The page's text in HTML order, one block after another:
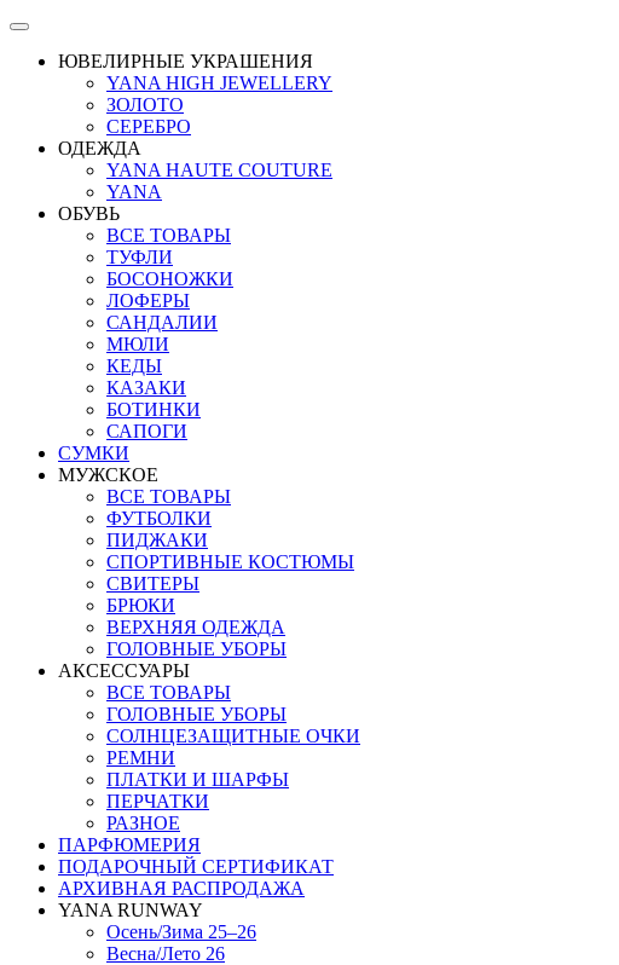
ЮВЕЛИРНЫЕ УКРАШЕНИЯ
YANA HIGH JEWELLERY
ЗОЛОТО
СЕРЕБРО
ОДЕЖДА
YANA HAUTE COUTURE
YANA
ОБУВЬ
ВСЕ ТОВАРЫ
ТУФЛИ
БОСОНОЖКИ
ЛОФЕРЫ
САНДАЛИИ
МЮЛИ
КЕДЫ
КАЗАКИ
БОТИНКИ
САПОГИ
СУМКИ
МУЖСКОЕ
ВСЕ ТОВАРЫ
ФУТБОЛКИ
ПИДЖАКИ
СПОРТИВНЫЕ КОСТЮМЫ
СВИТЕРЫ
БРЮКИ
ВЕРХНЯЯ ОДЕЖДА
ГОЛОВНЫЕ УБОРЫ
АКСЕССУАРЫ
ВСЕ ТОВАРЫ
ГОЛОВНЫЕ УБОРЫ
СОЛНЦЕЗАЩИТНЫЕ ОЧКИ
РЕМНИ
ПЛАТКИ И ШАРФЫ
ПЕРЧАТКИ
РАЗНОЕ
ПАРФЮМЕРИЯ
ПОДАРОЧНЫЙ СЕРТИФИКАТ
АРХИВНАЯ РАСПРОДАЖА
YANA RUNWAY
Осень/Зима 25–26
Весна/Лето 26